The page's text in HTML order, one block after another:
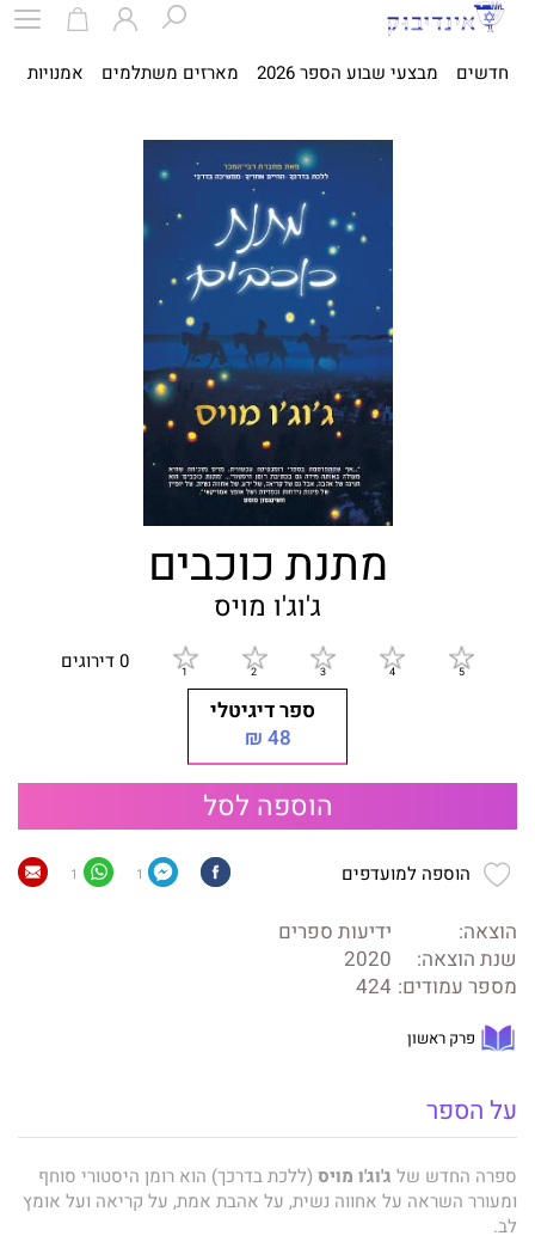
חדשים מבצעי שבוע הספר 2026 מארזים משתלמים אמנויות
מתנת כוכבים
ג'וג'ו מויס
0 דירוגים
ספר דיגיטלי
48 ₪
הוספה לסל
הוספה למועדפים 1
1
הוצאה:
ידיעות ספרים
שנת הוצאה:
2020
מספר עמודים: 424
פרק ראשון
על הספר
ספרה החדש של ג'וג'ו מויס (ללכת בדרכך) הוא רומן היסטורי סוחף
ומעורר השראה על אחווה נשית, על אהבת אמת, על קריאה ועל אומץ
לב.